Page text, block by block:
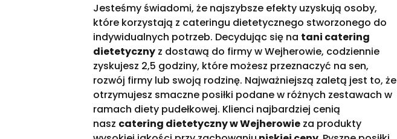
Jesteśmy świadomi, że najszybsze efekty uzyskują osoby,
które korzystają z cateringu dietetycznego stworzonego do
indywidualnych potrzeb. Decydując się na tani catering
dietetyczny z dostawą do firmy w Wejherowie, codziennie
zyskujesz 2,5 godziny, które możesz przeznaczyć na sen,
rozwój firmy lub swoją rodzinę. Najważniejszą zaletą jest to, że
otrzymujesz smaczne posiłki podane w różnych zestawach w
ramach diety pudełkowej. Klienci najbardziej cenią
nasz catering dietetyczny w Wejherowie za produkty